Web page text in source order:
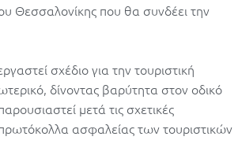
Θεσσαλονίκης που θα συνδέει την
σχέδιο για την τουριστική
δίνοντας βαρύτητα στον οδικό
μετά τις σχετικές
ασφαλείας των τουριστικών